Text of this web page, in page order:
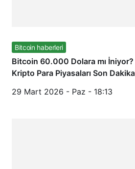
Bitcoin haberleri
Bitcoin 60.000 Dolara mı
Kripto Para Piyasaları Son
29 Mart 2026 - Paz - 18:13